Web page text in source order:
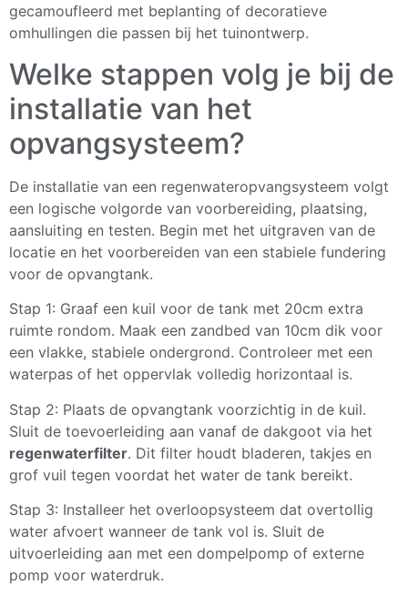
gecamoufleerd met beplanting of decoratieve
omhullingen die passen bij het tuinontwerp.
Welke stappen volg je bij de
installatie van het
opvangsysteem?
De installatie van een regenwateropvangsysteem volgt
een logische volgorde van voorbereiding, plaatsing,
aansluiting en testen. Begin met het uitgraven van de
locatie en het voorbereiden van een stabiele fundering
voor de opvangtank.
Stap 1: Graaf een kuil voor de tank met 20cm extra
ruimte rondom. Maak een zandbed van 10cm dik voor
een vlakke, stabiele ondergrond. Controleer met een
waterpas of het oppervlak volledig horizontaal is.
Stap 2: Plaats de opvangtank voorzichtig in de kuil.
Sluit de toevoerleiding aan vanaf de dakgoot via het
regenwaterfilter. Dit filter houdt bladeren, takjes en
grof vuil tegen voordat het water de tank bereikt.
Stap 3: Installeer het overloopsysteem dat overtollig
water afvoert wanneer de tank vol is. Sluit de
uitvoerleiding aan met een dompelpomp of externe
pomp voor waterdruk.